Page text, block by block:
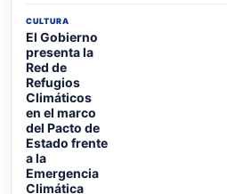
CULTURA
El Gobierno
presenta la
Red de
Refugios
Climáticos
en el marco
del Pacto de
Estado frente
a la
Emergencia
Climática